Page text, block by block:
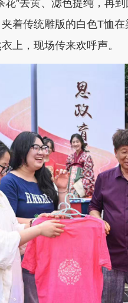
”去黄、滤色提纯，再到
着传统雕版的白色T恤
上，现场传来欢呼声。